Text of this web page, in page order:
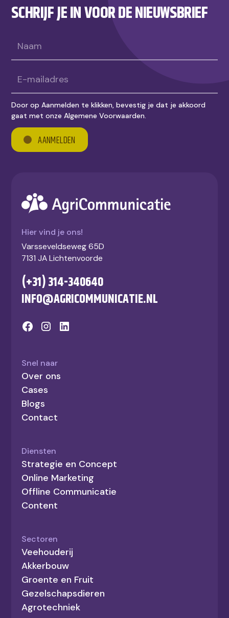
SCHRIJF JE IN VOOR DE NIEUWSBRIEF
Door op Aanmelden te klikken, bevestig je dat je akkoord
gaat met onze Algemene Voorwaarden.
Hier vind je ons!
Varsseveldseweg 65D
7131 JA Lichtenvoorde
(+31) 314-340640
INFO@AGRICOMMUNICATIE.NL
Snel naar
Over ons
Cases
Blogs
Contact
Diensten
Strategie en Concept
Online Marketing
Offline Communicatie
Content
Sectoren
Veehouderij
Akkerbouw
Groente en Fruit
Gezelschapsdieren
Agrotechniek